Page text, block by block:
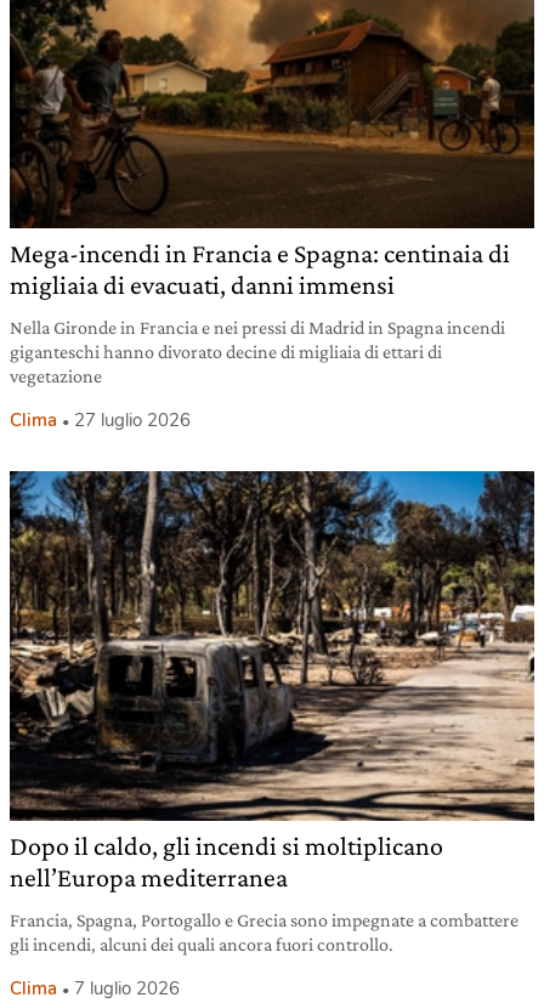
Mega-incendi in Francia e Spagna: centinaia di
migliaia di evacuati, danni immensi
Nella Gironde in Francia e nei pressi di Madrid in Spagna incendi
giganteschi hanno divorato decine di migliaia di ettari di
vegetazione
Clima 27 luglio 2026
Dopo il caldo, gli incendi si moltiplicano
nell’Europa mediterranea
Francia, Spagna, Portogallo e Grecia sono impegnate a combattere
gli incendi, alcuni dei quali ancora fuori controllo.
Clima 7 luglio 2026